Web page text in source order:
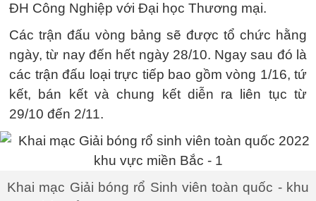
ĐH Công Nghiệp với Đại học Thương mại.
Các trận đấu vòng bảng sẽ được tổ chức hằng
ngày, từ nay đến hết ngày 28/10. Ngay sau đó là
các trận đấu loại trực tiếp bao gồm vòng 1/16, tứ
kết, bán kết và chung kết diễn ra liên tục từ
29/10 đến 2/11.
Khai mạc Giải bóng rổ Sinh viên toàn quốc - khu